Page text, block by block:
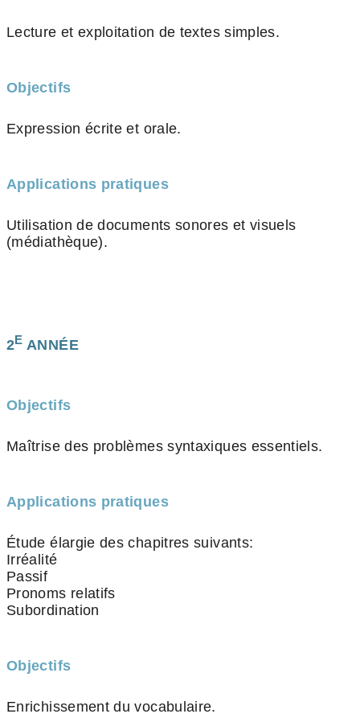
Lecture et exploitation de textes simples.
Objectifs
Expression écrite et orale.
Applications pratiques
Utilisation de documents sonores et visuels
(médiathèque).
2E ANNÉE
Objectifs
Maîtrise des problèmes syntaxiques essentiels.
Applications pratiques
Étude élargie des chapitres suivants:
Irréalité
Passif
Pronoms relatifs
Subordination
Objectifs
Enrichissement du vocabulaire.